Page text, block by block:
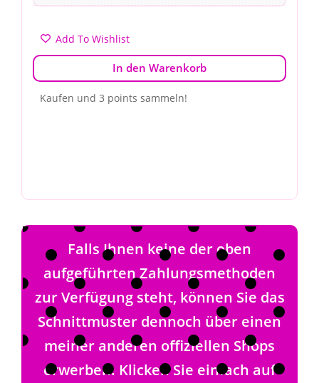
Add To Wishlist
In den Warenkorb
Kaufen und 3 points sammeln!
Falls Ihnen keine der oben
aufgeführten Zahlungsmethoden
zur Verfügung steht, können Sie das
Schnittmuster dennoch über einen
meiner anderen offiziellen Shops
erwerben. Klicken Sie einfach auf